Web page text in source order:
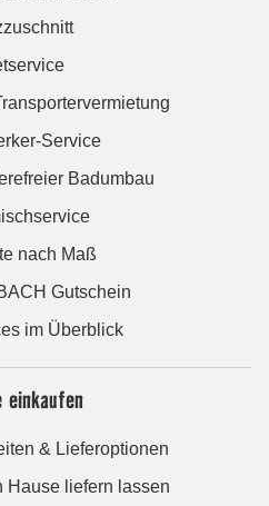
Service
Badumbau
nach Maß
Gutschein
im Überblick
einkaufen
& Lieferoptionen
Hause liefern lassen